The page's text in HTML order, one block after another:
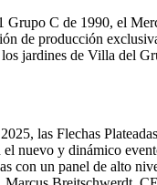
Grupo C de 1990, el
de producción
jardines de Villa del
las Flechas
nuevo y dinámico
con un panel de alto